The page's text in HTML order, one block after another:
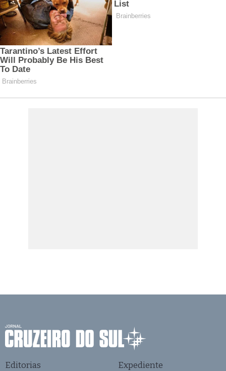
Editorias Expediente